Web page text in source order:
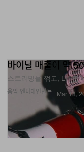
음악 엔터테인먼트
바이닐 매출이 약
스트리밍을 꺾고, LP 붐
Mar 18,